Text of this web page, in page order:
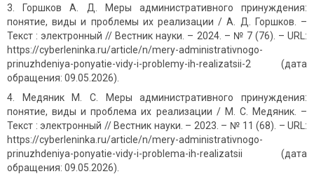
Горшков А. Д. Меры административного принуждения:
понятие, виды и проблемы их реализации / А. Д. Горшков. –
Текст : электронный // Вестник науки. – 2024. – № 7 (76). – URL:
https://cyberleninka.ru/article/n/mery-administrativnogo-
prinuzhdeniya-ponyatie-vidy-i-problemy-ih-realizatsii-2 (дата
обращения: 09.05.2026).
Медяник М. С. Меры административного принуждения:
понятие, виды и проблема их реализации / М. С. Медяник. –
Текст : электронный // Вестник науки. – 2023. – № 11 (68). – URL:
https://cyberleninka.ru/article/n/mery-administrativnogo-
prinuzhdeniya-ponyatie-vidy-i-problema-ih-realizatsii (дата
обращения: 09.05.2026).